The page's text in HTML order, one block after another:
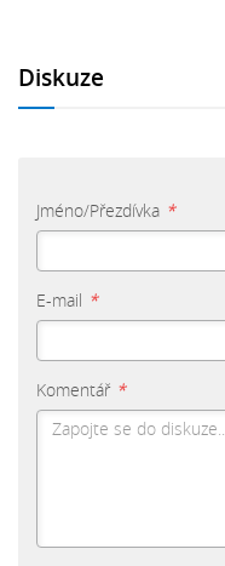
Diskuze
Jméno/Přezdívka *
E-mail *
Komentář *